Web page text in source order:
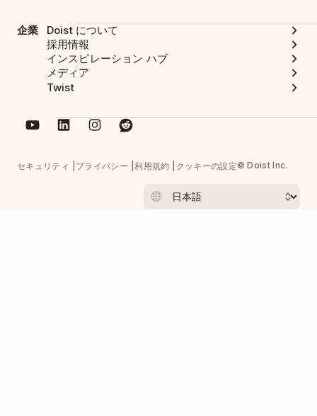
企業
Doist について
採用情報
インスピレーション ハブ
メディア
Twist
セキュリティ プライバシー 利用規約 クッキーの設定© Doist Inc.